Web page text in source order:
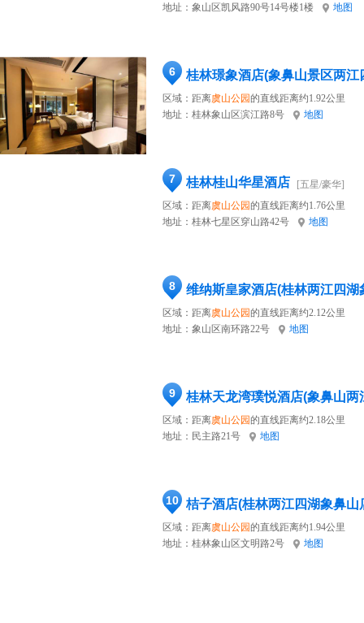
地址： 象山区凯风路90号14号楼1楼 地图
6 桂林璟象酒店(象鼻山景区两江
区域：距离虞山公园的直线距离约1.92公里
地址： 桂林象山区滨江路8号 地图
7 桂林桂山华星酒店
[五星/豪华]
区域：距离虞山公园的直线距离约1.76公里
地址： 桂林七星区穿山路42号 地图
8 维纳斯皇家酒店(桂林两江四湖
区域：距离虞山公园的直线距离约2.12公里
地址： 象山区南环路22号 地图
9 桂林天龙湾璞悦酒店(象鼻山两
区域：距离虞山公园的直线距离约2.18公里
地址： 民主路21号 地图
10 桔子酒店(桂林两江四湖象鼻山
区域：距离虞山公园的直线距离约1.94公里
地址： 桂林象山区文明路2号 地图